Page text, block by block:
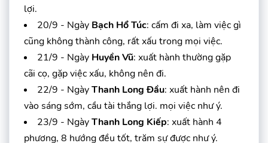
lợi.
20/9 - Ngày Bạch Hổ Túc: cấm đi xa, làm việc gì
cũng không thành công, rất xấu trong mọi việc.
21/9 - Ngày Huyền Vũ: xuất hành thường gặp
cãi cọ, gặp việc xấu, không nên đi.
22/9 - NgàyThanh Long Đầu: xuất hành nên đi
vào sáng sớm, cầu tài thắng lợi. mọi việc như ý.
23/9 - NgàyThanh Long Kiếp: xuất hành 4
phương, 8 hướng đều tốt, trăm sự được như ý.